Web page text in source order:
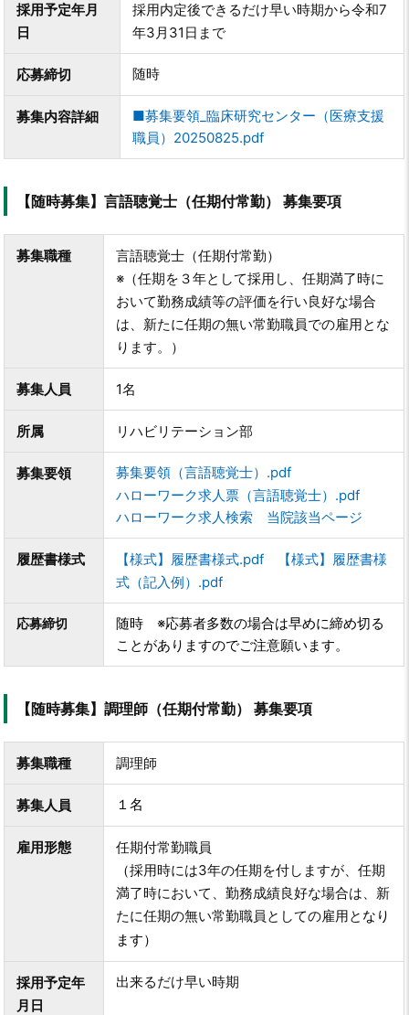
採用予定年月
日
採用内定後できるだけ早い時期から令和7
年3月31日まで
応募締切 随時
募集内容詳細
■募集要領_臨床研究センター（医療支援
職員）20250825.pdf
【随時募集】言語聴覚士（任期付常勤） 募集要項
募集職種
言語聴覚士（任期付常勤）
※ （任期を３年として採用し、任期満了時に
おいて勤務成績等の評価を行い良好な場合
は、新たに任期の無い常勤職員での雇用とな
ります。）
募集人員 1名
所属 リハビリテーション部
募集要領
募集要領（言語聴覚士）.pdf
ハローワーク求人票（言語聴覚士）.pdf
ハローワーク求人検索 当院該当ページ
履歴書様式 【様式】履歴書様式.pdf
【様式】履歴書様
式（記入例）.pdf
応募締切
随時 ※応募者多数の場合は早めに締め切る
ことがありますのでご注意願います。
【随時募集】調理師（任期付常勤） 募集要項
募集職種 調理師
募集人員 １名
雇用形態
任期付常勤職員
（採用時には3年の任期を付しますが、任期
満了時において、勤務成績良好な場合は、新
たに任期の無い常勤職員としての雇用と なり
ます）
採用予定年
月日
出来るだけ早い時期